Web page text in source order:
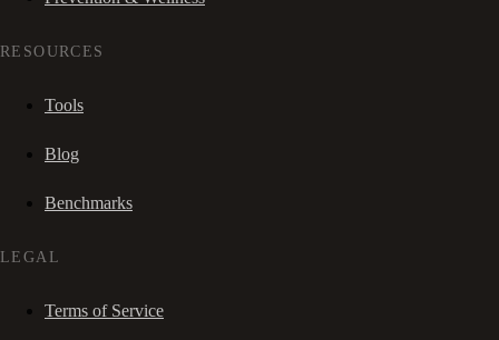
RESOURCES
Tools
Blog
Benchmarks
LEGAL
Terms of Service